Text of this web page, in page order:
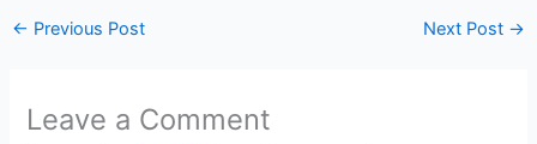
← Previous Post Next Post →
Leave a Comment